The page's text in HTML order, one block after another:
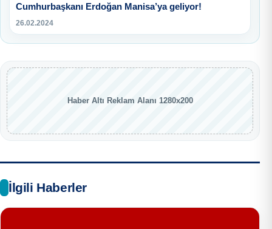
Cumhurbaşkanı Erdoğan Manisa’ya geliyor!
26.02.2024
Haber Altı Reklam Alanı 1280x200
İlgili Haberler